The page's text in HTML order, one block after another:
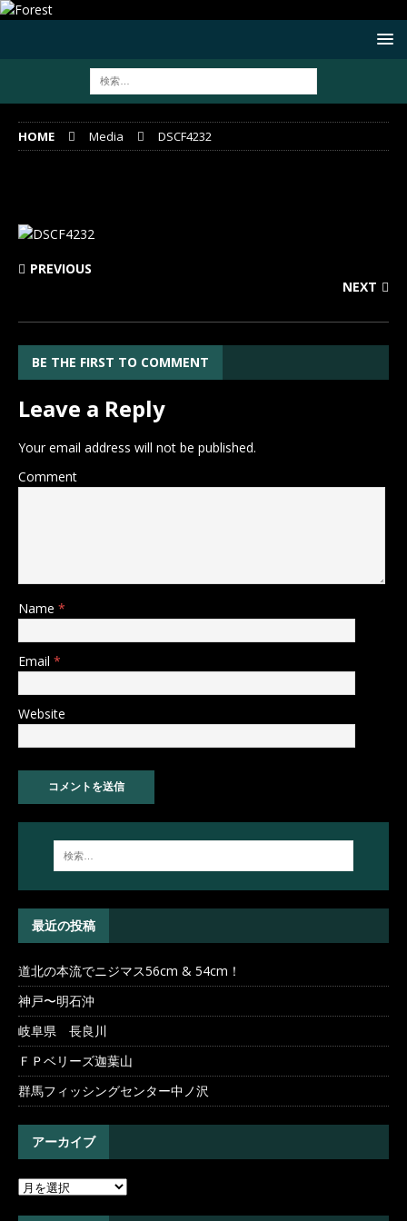
HOME Media DSCF4232
PREVIOUS
NEXT
BE THE FIRST TO COMMENT
Leave a Reply
Your email address will not be published.
Comment
Name *
Email *
Website
最近の投稿
道北の本流でニジマス56cm & 54cm！
神戸〜明石沖
岐阜県 長良川
ＦＰベリーズ迦葉山
群馬フィッシングセンター中ノ沢
アーカイブ